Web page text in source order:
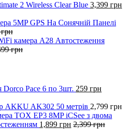
2 Wireless Clear Blue 3,399 грн
5MP GPS На Сонячній Панелі
грн
камера A28 Автостеження
грн
Dorco Pace 6 по 3шт. 259 грн
AKKU AK302 50 метрів 2,799 грн
TOX EP3 8MP iCSee з двома
1,899 грн 2,399грн